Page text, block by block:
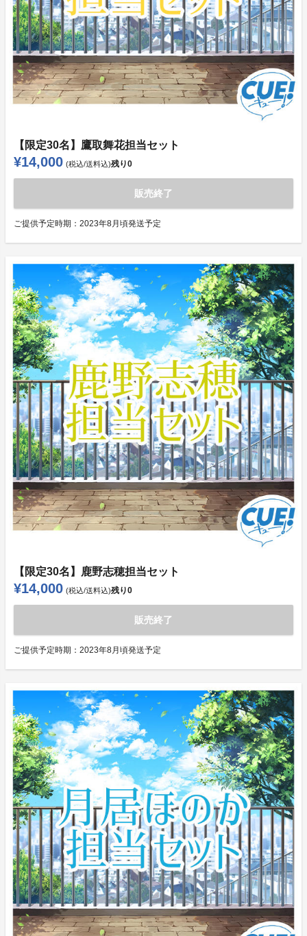
【限定30名】鷹取舞花担当セット
¥14,000 (税込/送料込)残り0
販売終了
ご提供予定時期： 2023年8月頃発送予定
【限定30名】鹿野志穂担当セット
¥14,000 (税込/送料込)残り0
販売終了
ご提供予定時期： 2023年8月頃発送予定